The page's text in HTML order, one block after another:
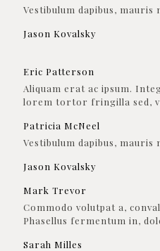
Vestibulum dapibus, mauris
Jason Kovalsky
Eric Patterson
Aliquam erat ac ipsum.
lorem tortor fringilla sed,
Patricia McNeel
Vestibulum dapibus, mauris
Jason Kovalsky
Mark Trevor
Commodo volutpat a,
Phasellus fermentum in,
Sarah Milles